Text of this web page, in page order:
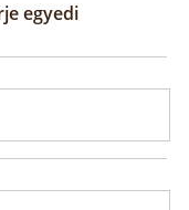
egyedi